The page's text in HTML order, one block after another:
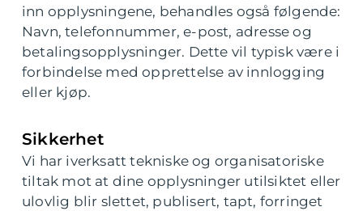
inn opplysningene, behandles også følgende:
Navn, telefonnummer, e-post, adresse og
betalingsopplysninger. Dette vil typisk være i
forbindelse med opprettelse av innlogging
eller kjøp.
Sikkerhet
Vi har iverksatt tekniske og organisatoriske
tiltak mot at dine opplysninger utilsiktet eller
ulovlig blir slettet, publisert, tapt, forringet